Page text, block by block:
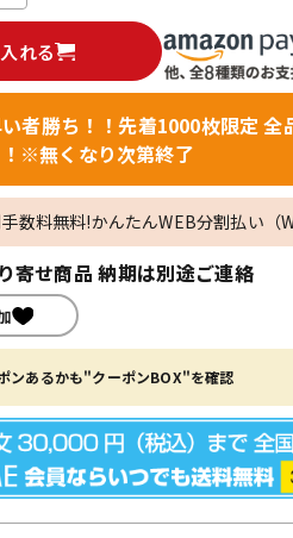
れる
者勝ち！！先着1000枚限定 全
※無くなり次第終了
数料無料!かんたんWEB分割払い（
寄せ商品 納期は別途ご連絡
ンあるかも"クーポンBOX"を確認